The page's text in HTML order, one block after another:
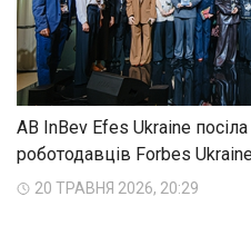
AB InBev Efes Ukraine
роботодавців Forbes
20 ТРАВНЯ 2026, 20:29